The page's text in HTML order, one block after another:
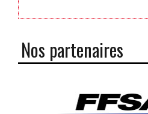
Nos partenaires